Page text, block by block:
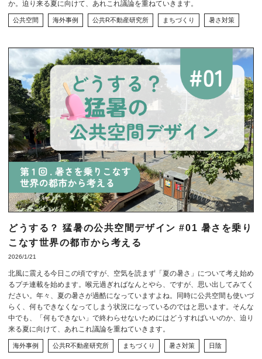
か。迫り来る夏に向けて、あれこれ議論を重ねていきます。
公共空間 海外事例 公共R不動産研究所 まちづくり 暑さ対策
どうする？ 猛暑の公共空間デザイン #01 暑さを乗り
こなす世界の都市から考える
2026/1/21
北風に震える今日この頃ですが、空気を読まず「夏の暑さ」について考え始め
るプチ連載を始めます。喉元過ぎればなんとやら、ですが、思い出してみてく
ださい。年々、夏の暑さが過酷になっていますよね。同時に公共空間も使いづ
らく、何もできなくなってしまう状況になっているのではと思います。そんな
中でも、「何もできない」で終わらせないためにはどうすればいいのか、迫り
来る夏に向けて、あれこれ議論を重ねていきます。
海外事例 公共R不動産研究所 まちづくり 暑さ対策 日陰